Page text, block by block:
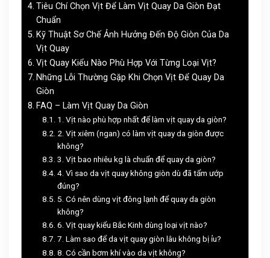
Tiêu Chí Chọn Vịt Để Làm Vịt Quay Da Giòn Đạt
Chuẩn
Kỹ Thuật Sơ Chế Ảnh Hưởng Đến Độ Giòn Của Da
Vịt Quay
Vịt Quay Kiểu Nào Phù Hợp Với Từng Loại Vịt?
Những Lỗi Thường Gặp Khi Chọn Vịt Để Quay Da
Giòn
FAQ – Làm Vịt Quay Da Giòn
1. Vịt nào phù hợp nhất để làm vịt quay da giòn?
2. Vịt xiêm (ngan) có làm vịt quay da giòn được
không?
3. Vịt bao nhiêu kg là chuẩn để quay da giòn?
4. Vì sao da vịt quay không giòn dù đã tẩm ướp
đúng?
5. Có nên dùng vịt đông lạnh để quay da giòn
không?
6. Vịt quay kiểu Bắc Kinh dùng loại vịt nào?
7. Làm sao để da vịt quay giòn lâu không bị ỉu?
8. Có cần bơm khí vào da vịt không?